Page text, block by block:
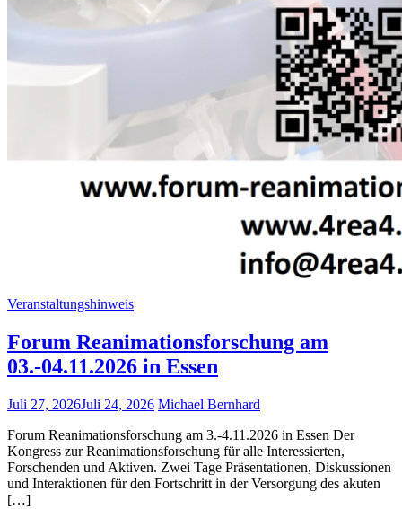
Veranstaltungshinweis
Forum Reanimationsforschung am
03.-04.11.2026 in Essen
Juli 27, 2026Juli 24, 2026 Michael Bernhard
Forum Reanimationsforschung am 3.-4.11.2026 in Essen Der
Kongress zur Reanimationsforschung für alle Interessierten,
Forschenden und Aktiven. Zwei Tage Präsentationen, Diskussionen
und Interaktionen für den Fortschritt in der Versorgung des akuten
[…]